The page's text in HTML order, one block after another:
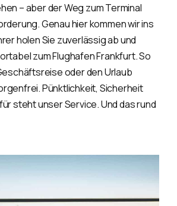
– aber der Weg zum Terminal
Genau hier kommen wir ins
holen Sie zuverlässig ab und
zum Flughafen Frankfurt. So
oder den Urlaub
Pünktlichkeit, Sicherheit
steht unser Service. Und das rund